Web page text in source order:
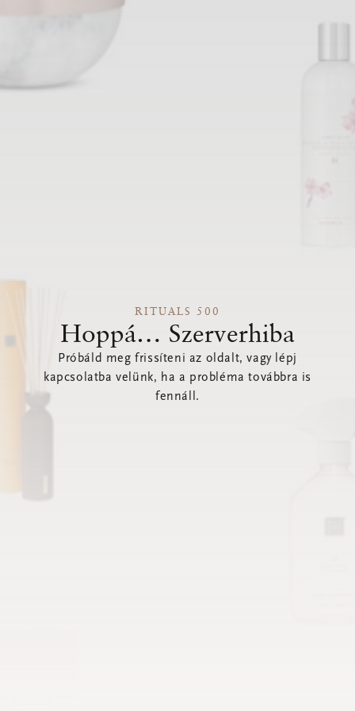
RITUALS 500
Hoppá… Szerverhiba
Próbáld meg frissíteni az oldalt, vagy lépj
kapcsolatba velünk, ha a probléma továbbra is
fennáll.